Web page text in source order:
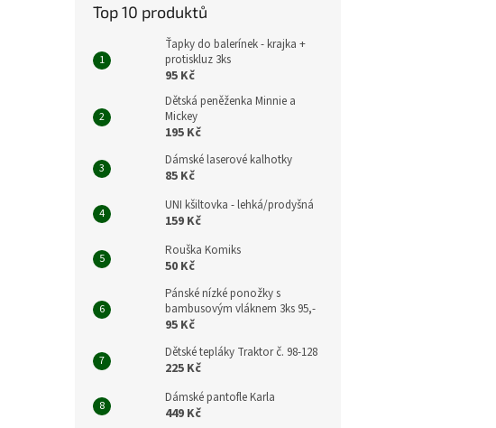
Top 10 produktů
Ťapky do balerínek - krajka +
protiskluz 3ks
95 Kč
Dětská peněženka Minnie a
Mickey
195 Kč
Dámské laserové kalhotky
85 Kč
UNI kšiltovka - lehká/prodyšná
159 Kč
Rouška Komiks
50 Kč
Pánské nízké ponožky s
bambusovým vláknem 3ks 95,-
95 Kč
Dětské tepláky Traktor č. 98-128
225 Kč
Dámské pantofle Karla
449 Kč